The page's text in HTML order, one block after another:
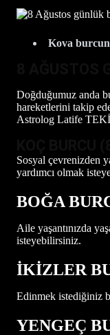
Kova
Doğduğumuz anda
hareketlerini takip
Astrolog Latife
Sosyal çevrenizden
yardımcı olmak
BOĞA
Aile yaşantınızda
isteyebilirsiniz.
İKİZLER
Edinmek istediğiniz
YENGEÇ